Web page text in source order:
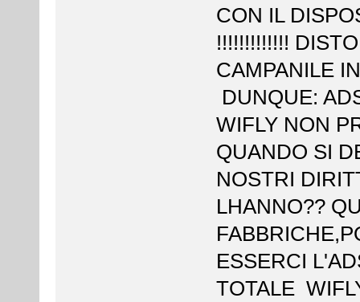
CON IL
!!!!!!!!!!!!!
CAMPANILE
DUNQUE:
WIFLY NON
QUANDO SI
NOSTRI
LHANNO??
ESSERCI
TOTALE